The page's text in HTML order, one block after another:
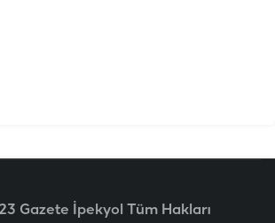
Gazete İpekyol Tüm Hakları